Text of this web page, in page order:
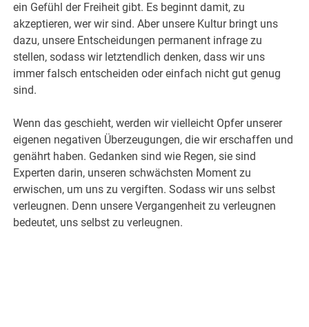
ein Gefühl der Freiheit gibt. Es beginnt damit, zu
akzeptieren, wer wir sind. Aber unsere Kultur bringt uns
dazu, unsere Entscheidungen permanent infrage zu
stellen, sodass wir letztendlich denken, dass wir uns
immer falsch entscheiden oder einfach nicht gut genug
sind.
Wenn das geschieht, werden wir vielleicht Opfer unserer
eigenen negativen Überzeugungen, die wir erschaffen und
genährt haben. Gedanken sind wie Regen, sie sind
Experten darin, unseren schwächsten Moment zu
erwischen, um uns zu vergiften. Sodass wir uns selbst
verleugnen. Denn unsere Vergangenheit zu verleugnen
bedeutet, uns selbst zu verleugnen.